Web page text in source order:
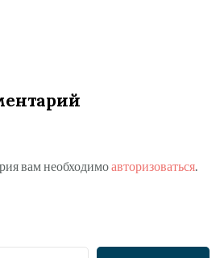
вам необходимоавторизоваться.